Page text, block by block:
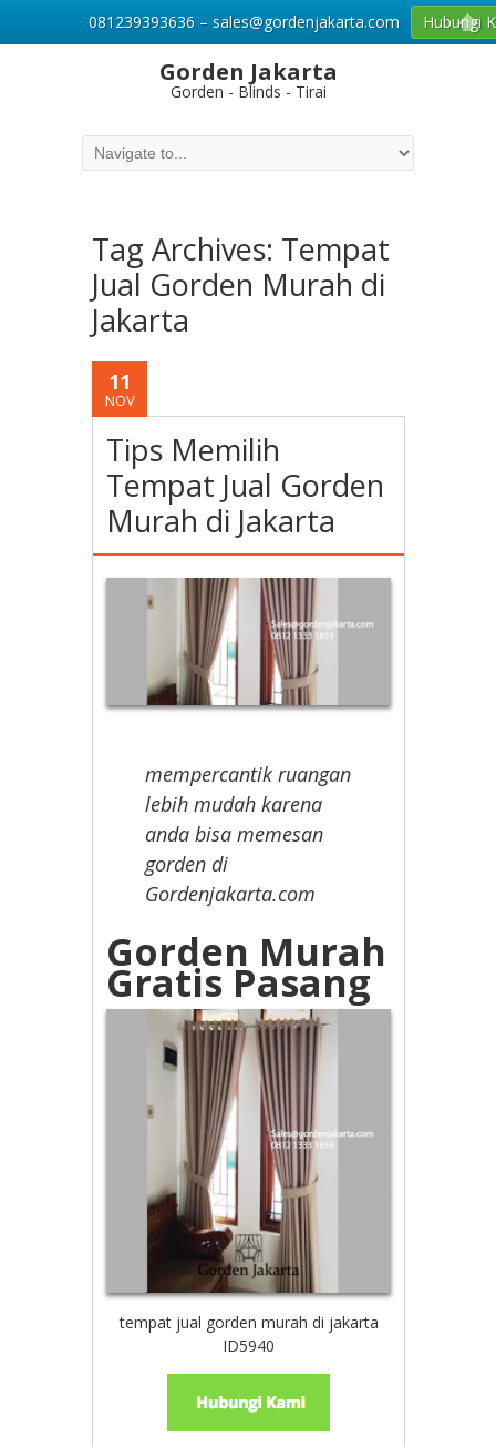
Gorden Jakarta
Gorden - Blinds - Tirai
Tag Archives: Tempat
Jual Gorden Murah di
Jakarta
11
NOV
Tips Memilih
Tempat Jual Gorden
Murah di Jakarta
mempercantik ruangan
lebih mudah karena
anda bisa memesan
gorden di
Gordenjakarta.com
Gorden Murah
Gratis Pasang
tempat jual gorden murah di jakarta
ID5940
081239393636 – sales@gordenjakarta.com Hubungi